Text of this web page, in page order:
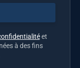
et
à des fins